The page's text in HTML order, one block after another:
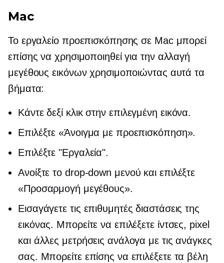
Mac
Το εργαλείο προεπισκόπησης σε Mac μπορεί
επίσης να χρησιμοποιηθεί για την αλλαγή
μεγέθους εικόνων χρησιμοποιώντας αυτά τα
βήματα:
Κάντε δεξί κλικστην επιλεγμένη εικόνα.
Επιλέξτε «Άνοιγμα με προεπισκόπηση».
Επιλέξτε "Εργαλεία".
Ανοίξτε το drop-down μενού και επιλέξτε
«Προσαρμογή μεγέθους».
Εισαγάγετε τις επιθυμητές διαστάσεις της
εικόνας. Μπορείτε να επιλέξετε ίντσες, pixel
και άλλες μετρήσεις ανάλογα με τις ανάγκες
σας. Μπορείτε επίσης να επιλέξετε τα βέλη